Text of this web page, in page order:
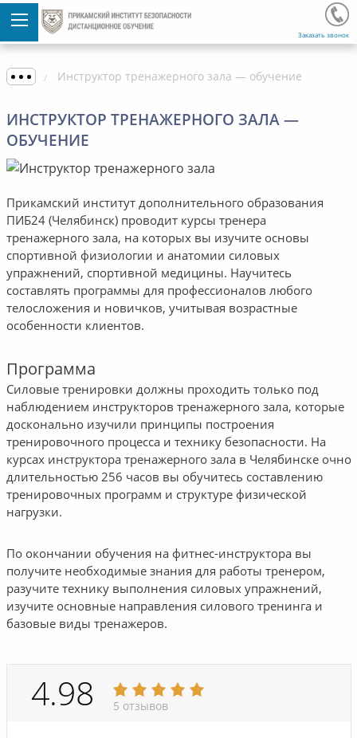
Заказать звонок
Инструктор тренажерного зала — обучение
ИНСТРУКТОР ТРЕНАЖЕРНОГО ЗАЛА —
ОБУЧЕНИЕ
Прикамский институт дополнительного образования
ПИБ24 (Челябинск) проводит курсы тренера
тренажерного зала, на которых вы изучите основы
спортивной физиологии и анатомии силовых
упражнений, спортивной медицины. Научитесь
составлять программы для профессионалов любого
телосложения и новичков, учитывая возрастные
особенности клиентов.
Программа
Силовые тренировки должны проходить только под
наблюдением инструкторов тренажерного зала, которые
досконально изучили принципы построения
тренировочного процесса и технику безопасности. На
курсах инструктора тренажерного зала в Челябинске очно
длительностью 256 часов вы обучитесь составлению
тренировочных программ и структуре физической
нагрузки.
По окончании обучения на фитнес-инструктора вы
получите необходимые знания для работы тренером,
разучите технику выполнения силовых упражнений,
изучите основные направления силового тренинга и
базовые виды тренажеров.
4.98 5 отзывов